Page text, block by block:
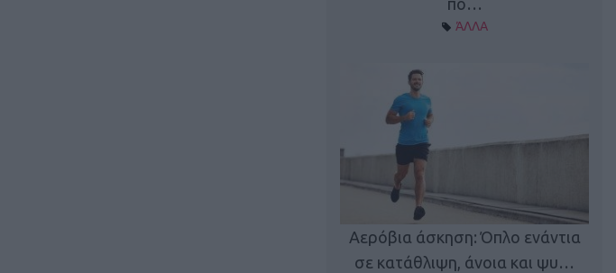
ΆΛΛΑ
Αερόβια άσκηση: Όπλο ενάντια
σε κατάθλιψη, άνοια και ψυ…